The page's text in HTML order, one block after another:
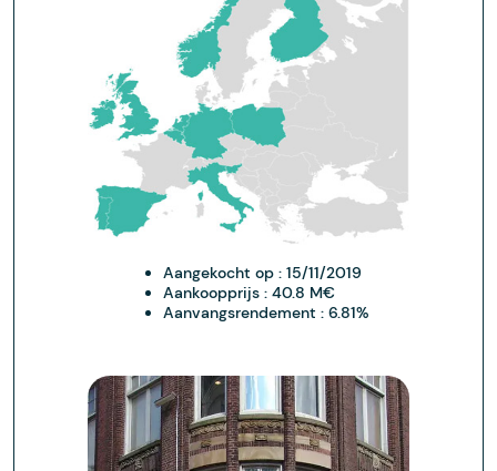
Aangekocht op : 15/11/2019
Aankoopprijs : 40.8 M€
Aanvangsrendement : 6.81%